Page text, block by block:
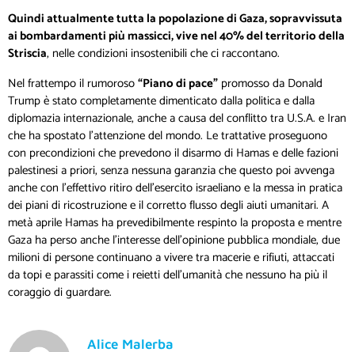
Quindi attualmente tutta la popolazione di Gaza, sopravvissuta
ai bombardamenti più massicci, vive nel 40% del territorio della
Striscia, nelle condizioni insostenibili che ci raccontano.
Nel frattempo il rumoroso“Piano di pace” promosso da Donald
Trump è stato completamente dimenticato dalla politica e dalla
diplomazia internazionale, anche a causa del conflitto tra U.S.A. e Iran
che ha spostato l’attenzione del mondo. Le trattative proseguono
con precondizioni che prevedono il disarmo di Hamas e delle fazioni
palestinesi a priori, senza nessuna garanzia che questo poi avvenga
anche con l’effettivo ritiro dell’esercito israeliano e la messa in pratica
dei piani di ricostruzione e il corretto flusso degli aiuti umanitari. A
metà aprile Hamas ha prevedibilmente respinto la proposta e mentre
Gaza ha perso anche l’interesse dell’opinione pubblica mondiale, due
milioni di persone continuano a vivere tra macerie e rifiuti, attaccati
da topi e parassiti come i reietti dell’umanità che nessuno ha più il
coraggio di guardare.
Alice Malerba